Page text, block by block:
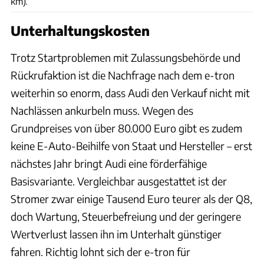
Unterhaltungskosten
Trotz Startproblemen mit Zulassungsbehörde und
Rückrufaktion ist die Nachfrage nach dem e-tron
weiterhin so enorm, dass Audi den Verkauf nicht mit
Nachlässen ankurbeln muss. Wegen des
Grundpreises von über 80.000 Euro gibt es zudem
keine E-Auto-Beihilfe von Staat und Hersteller – erst
nächstes Jahr bringt Audi eine förderfähige
Basisvariante. Vergleichbar ausgestattet ist der
Stromer zwar einige Tausend Euro teurer als der Q8,
doch Wartung, Steuerbefreiung und der geringere
Wertverlust lassen ihn im Unterhalt günstiger
fahren. Richtig lohnt sich der e-tron für